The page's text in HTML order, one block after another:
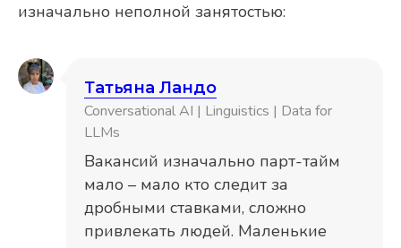
изначально неполной занятостью:
Татьяна Ландо
Conversational AI | Linguistics | Data for
LLMs
Вакансий изначально парт-тайм
мало – мало кто следит за
дробными ставками, сложно
привлекать людей. Маленькие